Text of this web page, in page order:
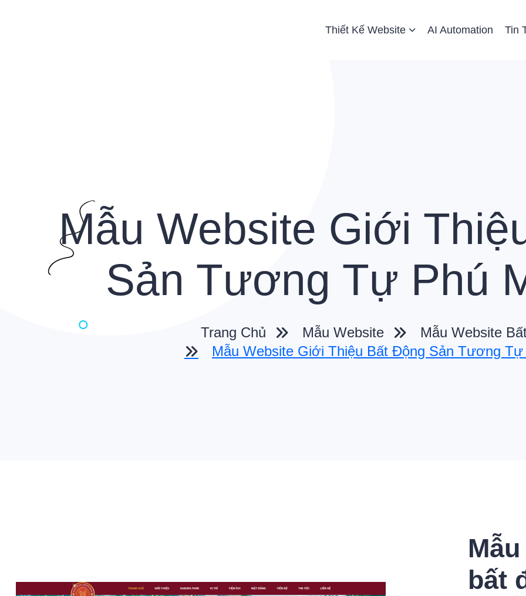
Thiết Kế Website AI Automation Tin
Mẫu Website Giới
Sản Tương Tự Phú
Trang Chủ Mẫu Website
Mẫu Website
Mẫu Website Giới Thiệu Bất Động Sản Tương
bất